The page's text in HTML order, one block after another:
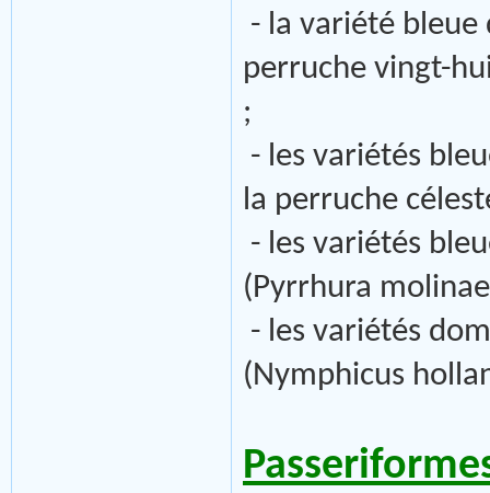
- la variété bleue
perruche vingt-
;
- les variétés
la perruche
- les variétés
(Pyrrhura
- les variétés
(Nymphicus